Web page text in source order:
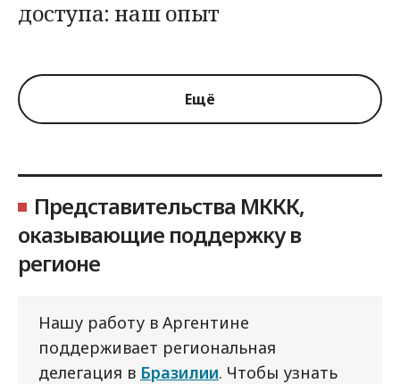
доступа: наш опыт
Ещё
Представительства МККК,
оказывающие поддержку в
регионе
Нашу работу в Аргентине
поддерживает региональная
делегация в Бразилии. Чтобы узнать